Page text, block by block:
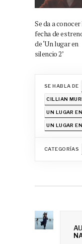
Se da a conocer
fecha de
de ‘Un lugar en
silencio 2’
SE HABLA DE
CILLIAN
UN LUGAR
UN LUGAR
CATEGORÍAS